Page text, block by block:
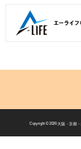
Copyright © 2026大阪・京都・